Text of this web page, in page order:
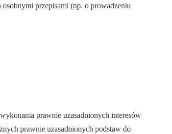
przepisami (np. o prowadzeniu
prawnie uzasadnionych interesów
prawnie uzasadnionych podstaw do